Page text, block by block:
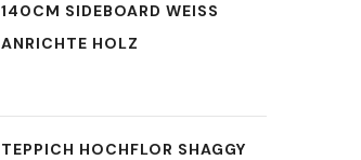
140CM SIDEBOARD WEISS A
NRICHTE HOLZ
TEPPICH HOCHFLOR SHAGGY